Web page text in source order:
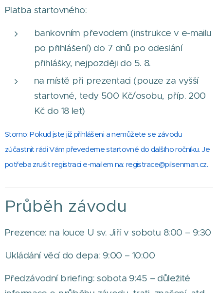
Platba startovného:
bankovním převodem (instrukce v e-mailu
po přihlášení) do 7 dnů po odeslání
přihlášky, nejpozději do 5. 8.
na místě při prezentaci (pouze za vyšší
startovné, tedy 500 Kč/osobu, příp. 200
Kč do 18 let)
Storno: Pokud jste již přihlášeni a nemůžete se závodu
zúčastnit rádi Vám převedeme startovné do dalšího ročníku. Je
potřeba zrušit registraci e-mailem na: registrace@pilsenman.cz.
Průběh závodu
Prezence: na louce U sv. Jiří v sobotu 8:00 – 9:30
Ukládání věcí do depa: 9:00 – 10:00
Předzávodní briefing: sobota 9:45 – důležité